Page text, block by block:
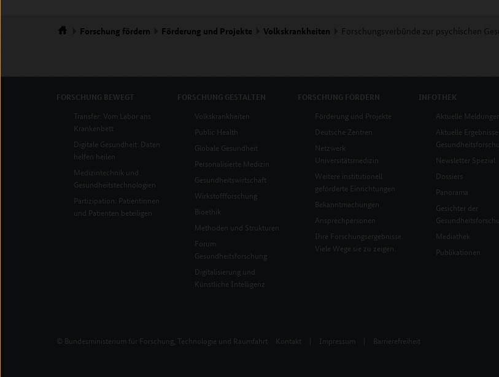
Forschung fördern Förderung und Projekte Volkskrankheiten Forschungsverbünde zur psychischen
FORSCHUNG BEWEGT
Transfer: Vom Labor ans
Krankenbett
Digitale Gesundheit: Daten
helfen heilen
Medizintechnik und
Gesundheitstechnologien
Partizipation: Patientinnen
und Patienten beteiligen
FORSCHUNG GESTALTEN
Volkskrankheiten
Public Health
Globale Gesundheit
Personalisierte Medizin
Gesundheitswirtschaft
Wirkstoffforschung
Bioethik
Methoden und Strukturen
Forum
Gesundheitsforschung
Digitalisierung und
Künstliche Intelligenz
FORSCHUNG FÖRDERN
Förderung und Projekte
Deutsche Zentren
Netzwerk
Universitätsmedizin
Weitere institutionell
geförderte Einrichtungen
Bekanntmachungen
Ansprechpersonen
Ihre Forschungsergebnisse.
Viele Wege sie zu zeigen.
INFOTHEK
Aktuelle
Aktuelle
Newsletter Spezial
Dossiers
Panorama
Gesichter der
Mediathek
Publikationen
© Bundesministerium für Forschung, Technologie und Raumfahrt Kontakt | Impressum | Barrierefreiheit